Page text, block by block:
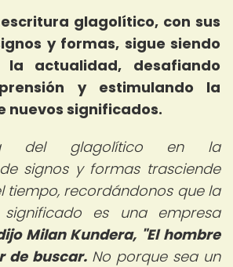
glagolítico, con sus
y formas, sigue siendo
la actualidad, desafiando
y estimulando la
nuevos significados.
del glagolítico en la
signos y formas trasciende
tiempo, recordándonos que la
es una empresa
Milan Kundera, "El hombre
de buscar.No porque sea un